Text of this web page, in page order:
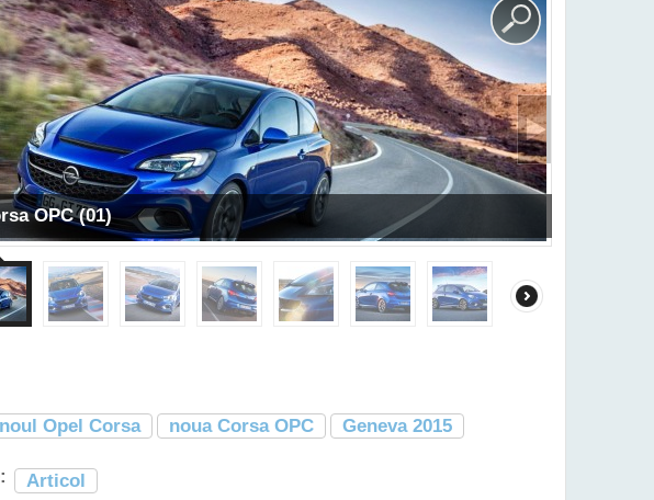
OPC (01)
noul Opel Corsa noua Corsa OPC Geneva 2015
Articol